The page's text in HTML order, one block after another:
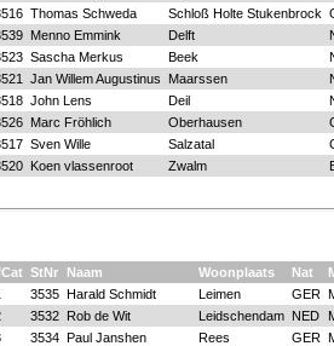
Thomas Schweda Schloß Holte Stukenbrock
Menno Emmink Delft
Sascha Merkus Beek
Jan Willem Augustinus Maarssen
John Lens Deil
Marc Fröhlich Oberhausen
Sven Wille Salzatal
Koen vlassenroot Zwalm
StNr Naam Woonplaats Nat
3535 Harald Schmidt Leimen GER
3532 Rob de Wit Leidschendam NED
3534 Paul Janshen Rees GER